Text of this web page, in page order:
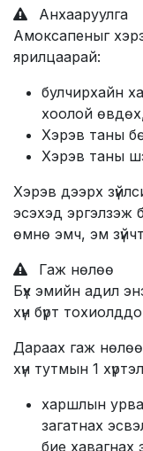
Анхааруулга
Амоксапеныг
ярилцаарай:
булчирхайн
хоолой
Хэрэв таны
Хэрэв таны
Хэрэв дээрх
эсэхэд эргэлзэж
өмнө эмч, эм
Гаж нөлөө
Бүх эмийн адил
хүн бүрт
Дараах гаж
хүн тутмын 1
харшлын
загатнах
бие хавагнах